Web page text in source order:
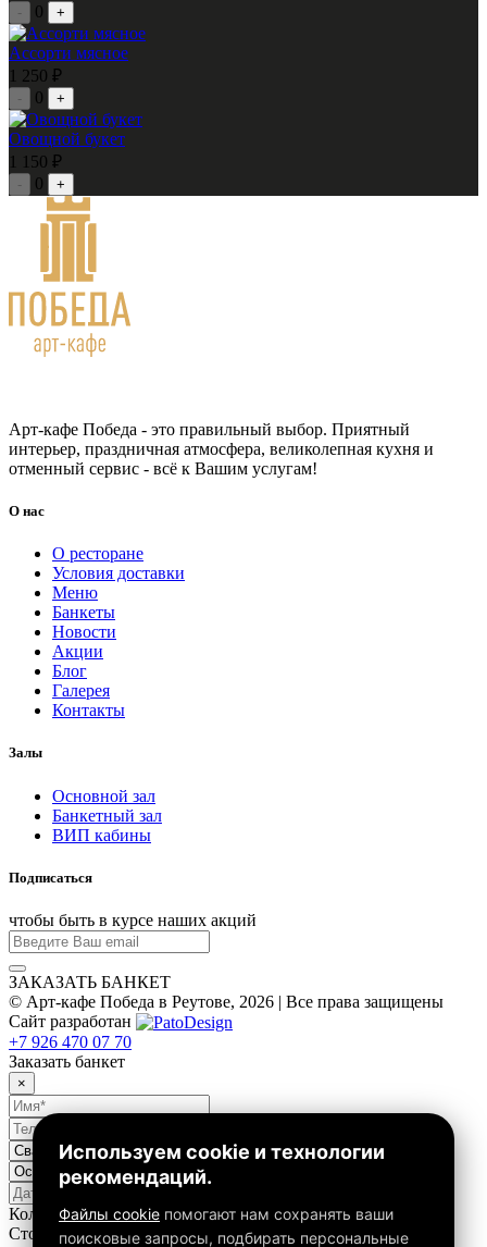
- 0 +
Ассорти мясное
1 250 ₽
- 0 +
Овощной букет
1 150 ₽
- 0 +
Арт-кафе Победа - это правильный выбор. Приятный
интерьер, праздничная атмосфера, великолепная кухня и
отменный сервис - всё к Вашим услугам!
О нас
О ресторане
Условия доставки
Меню
Банкеты
Новости
Акции
Блог
Галерея
Контакты
Залы
Основной зал
Банкетный зал
ВИП кабины
Подписаться
чтобы быть в курсе наших акций
ЗАКАЗАТЬ БАНКЕТ
© Арт-кафе Победа в Реутове, 2026 | Все права защищены
Сайт разработан
+7 926 470 07 70
Заказать банкет
×
Количество персон от40до80
Стоимость на человека от1000до4000
Используем cookie и технологии
рекомендаций.
Файлы cookie помогают нам сохранять ваши
поисковые запросы, подбирать персональные